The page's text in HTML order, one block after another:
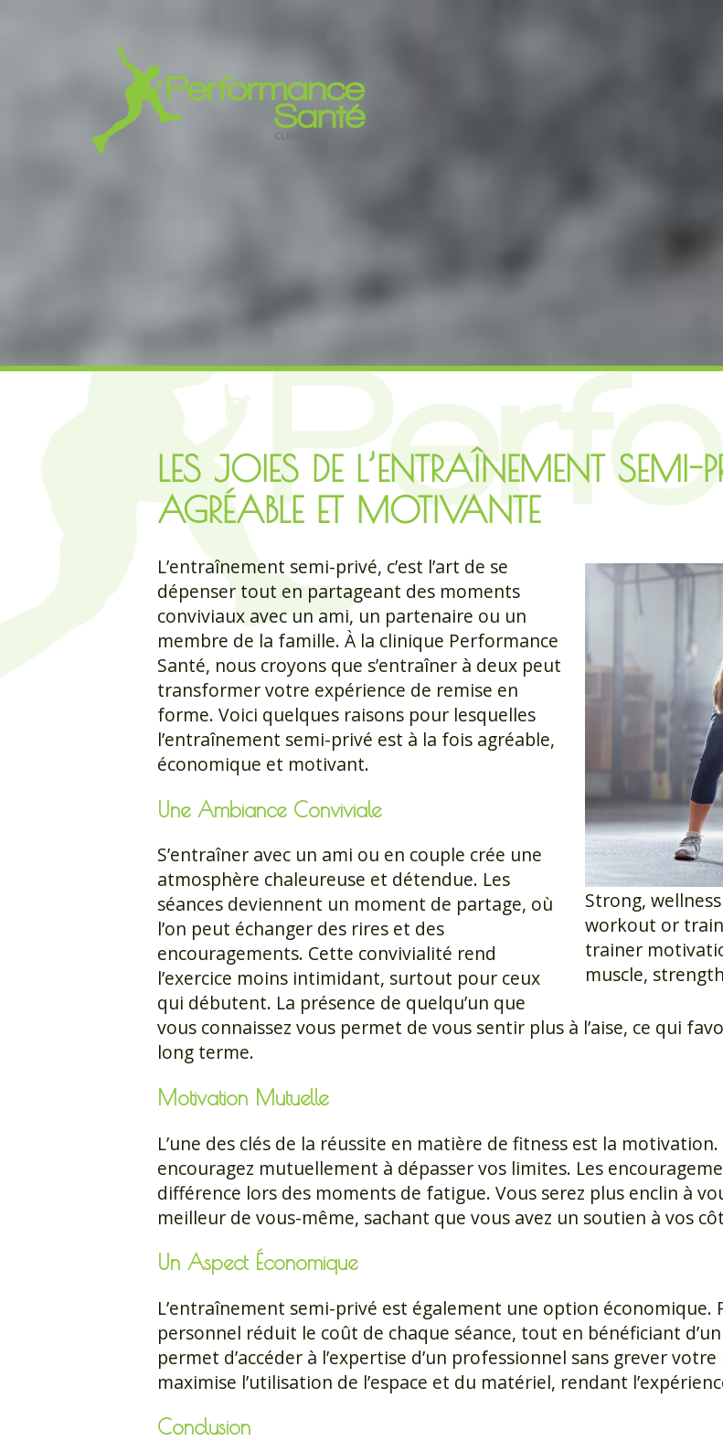
LES JOIES DE L’ENTRAÎNEMENT SEMI-
AGRÉABLE ET MOTIVANTE
Strong,
workout or
trainer
muscle,
L’entraînement semi-privé, c’est l’art de se
dépenser tout en partageant des moments
conviviaux avec un ami, un partenaire ou un
membre de la famille. À la clinique Performance
Santé, nous croyons que s’entraîner à deux peut
transformer votre expérience de remise en
forme. Voici quelques raisons pour lesquelles
l’entraînement semi-privé est à la fois agréable,
économique et motivant.
Une Ambiance Conviviale
S’entraîner avec un ami ou en couple crée une
atmosphère chaleureuse et détendue. Les
séances deviennent un moment de partage, où
l’on peut échanger des rires et des
encouragements. Cette convivialité rend
l’exercice moins intimidant, surtout pour ceux
qui débutent. La présence de quelqu’un que
vous connaissez vous permet de vous sentir plus à l’aise, ce qui
long terme.
Motivation Mutuelle
L’une des clés de la réussite en matière de fitness est la
encouragez mutuellement à dépasser vos limites. Les
différence lors des moments de fatigue. Vous serez plus enclin à
meilleur de vous-même, sachant que vous avez un soutien à vos
Un Aspect Économique
L’entraînement semi-privé est également une option économique.
personnel réduit le coût de chaque séance, tout en bénéficiant
permet d’accéder à l’expertise d’un professionnel sans grever
maximise l’utilisation de l’espace et du matériel, rendant
Conclusion